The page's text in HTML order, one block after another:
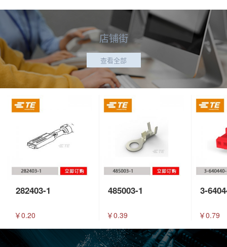
店铺街
查看全部
282403-1
￥0.20
485003-1
￥0.39
3-
￥0.79